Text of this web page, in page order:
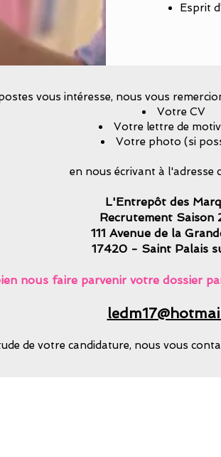
Esprit
vous intéresse, nous vous
Votre CV
Votre lettre de
Votre photo (si
en nous écrivant à l'adresse
L'Entrepôt des
Recrutement Saison
111 Avenue de la
17420 - Saint Palais
nous faire parvenir votre dossier
de votre candidature, nous vous